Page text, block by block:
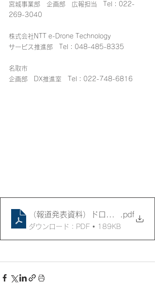
宮城事業部　企画部　広報担当　Tel：022-
269-3040
株式会社NTT e-Drone Technology
サービス推進部　Tel：048-485-8335
名取市
企画部　DX推進室　Tel：022-748-6816
（報道発表資料）ドローンを活用
.pdf
ダウンロード：PDF • 189KB